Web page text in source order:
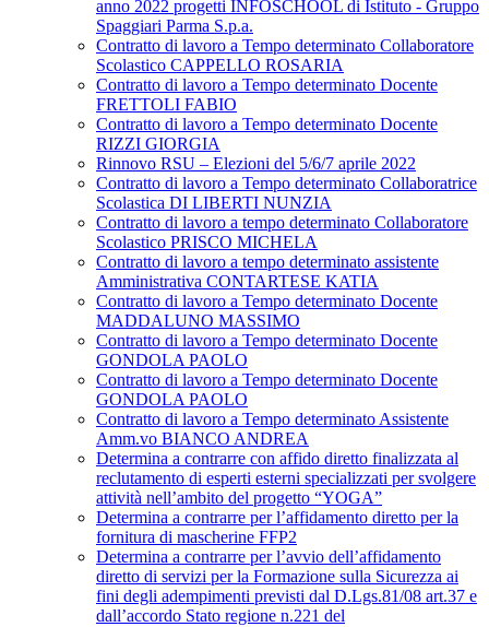
anno 2022 progetti INFOSCHOOL di Istituto - Gruppo
Spaggiari Parma S.p.a.
Contratto di lavoro a Tempo determinato Collaboratore
Scolastico CAPPELLO ROSARIA
Contratto di lavoro a Tempo determinato Docente
FRETTOLI FABIO
Contratto di lavoro a Tempo determinato Docente
RIZZI GIORGIA
Rinnovo RSU – Elezioni del 5/6/7 aprile 2022
Contratto di lavoro a Tempo determinato Collaboratrice
Scolastica DI LIBERTI NUNZIA
Contratto di lavoro a tempo determinato Collaboratore
Scolastico PRISCO MICHELA
Contratto di lavoro a tempo determinato assistente
Amministrativa CONTARTESE KATIA
Contratto di lavoro a Tempo determinato Docente
MADDALUNO MASSIMO
Contratto di lavoro a Tempo determinato Docente
GONDOLA PAOLO
Contratto di lavoro a Tempo determinato Docente
GONDOLA PAOLO
Contratto di lavoro a Tempo determinato Assistente
Amm.vo BIANCO ANDREA
Determina a contrarre con affido diretto finalizzata al
reclutamento di esperti esterni specializzati per svolgere
attività nell’ambito del progetto “YOGA”
Determina a contrarre per l’affidamento diretto per la
fornitura di mascherine FFP2
Determina a contrarre per l’avvio dell’affidamento
diretto di servizi per la Formazione sulla Sicurezza ai
fini degli adempimenti previsti dal D.Lgs.81/08 art.37 e
dall’accordo Stato regione n.221 del